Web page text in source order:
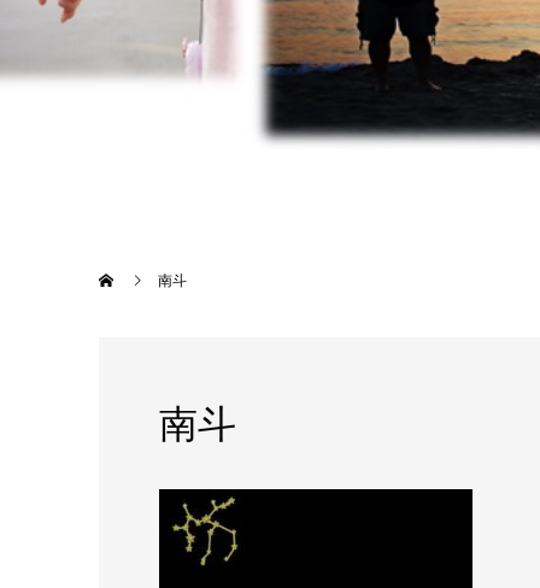
南斗
南斗